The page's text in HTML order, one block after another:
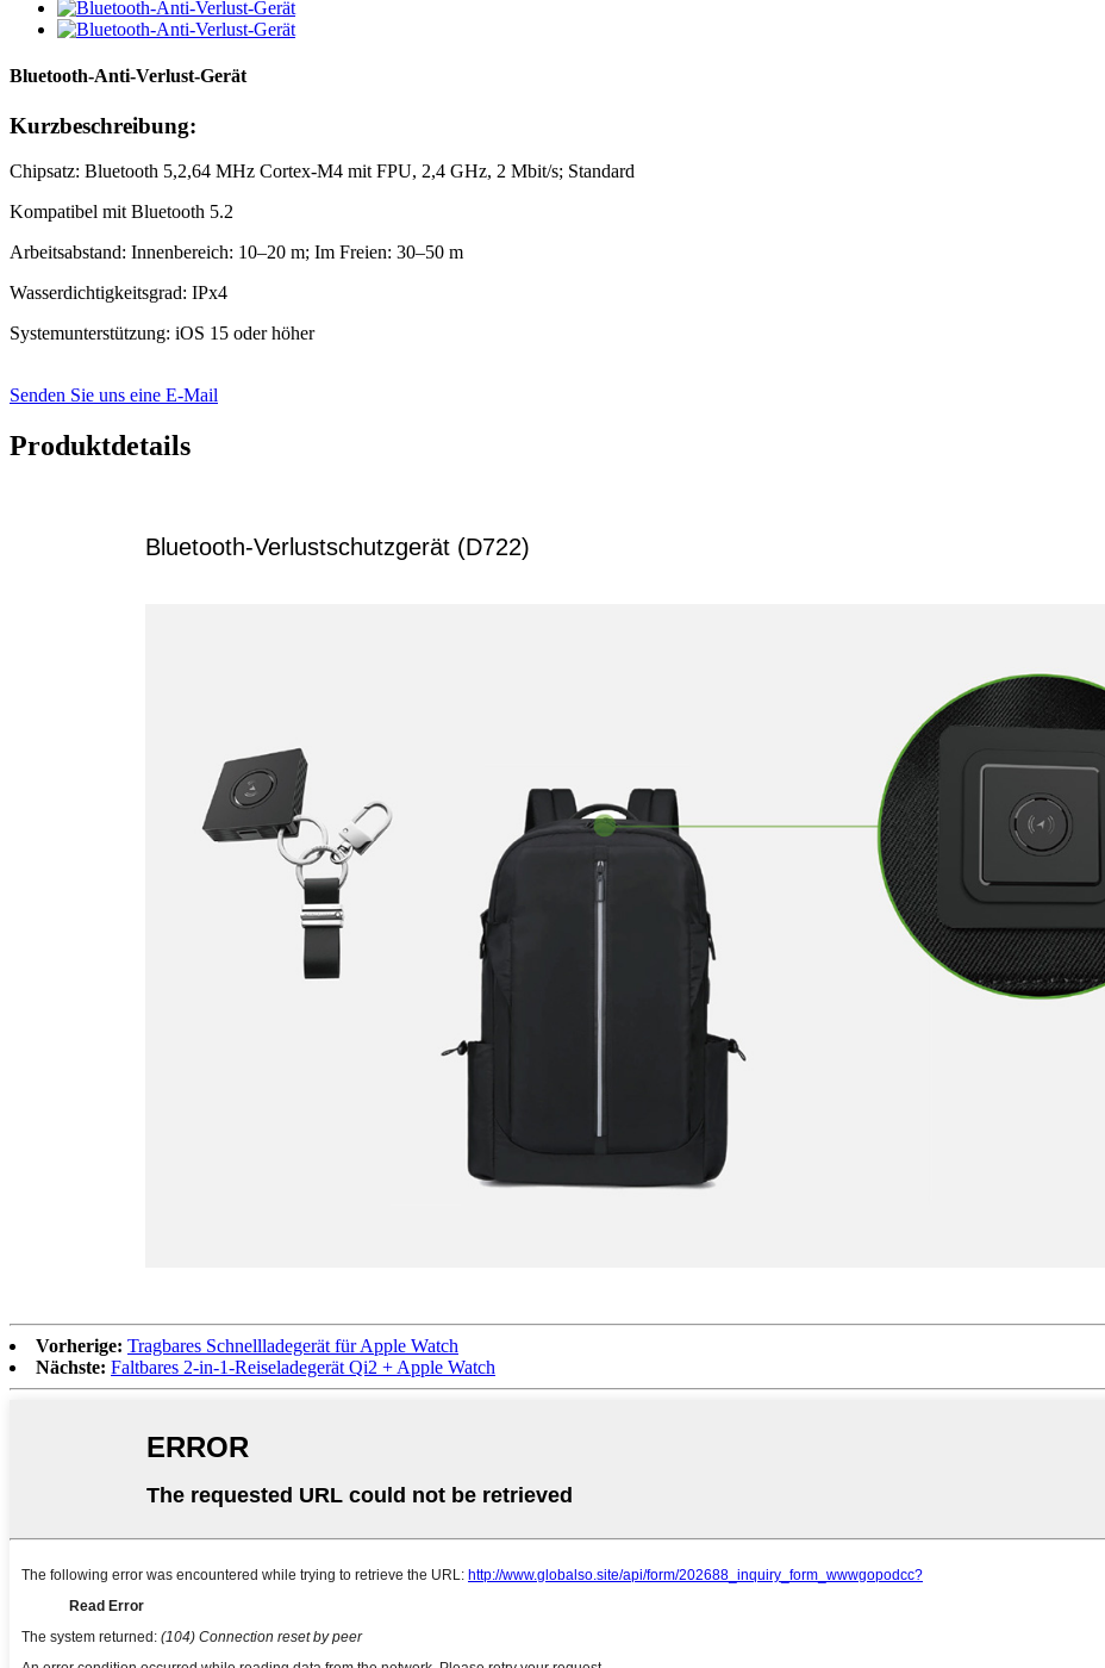
Bluetooth-Anti-Verlust-Gerät
Kurzbeschreibung:
Chipsatz: Bluetooth 5,2,64 MHz Cortex-M4 mit FPU, 2,4 GHz, 2 Mbit/s; Standard
Kompatibel mit Bluetooth 5.2
Arbeitsabstand: Innenbereich: 10–20 m; Im Freien: 30–50 m
Wasserdichtigkeitsgrad: IPx4
Systemunterstützung: iOS 15 oder höher
Senden Sie uns eine E-Mail
Produktdetails
Bluetooth-Verlustschutzgerät (D722)
Vorherige: Tragbares Schnellladegerät für Apple Watch
Nächste: Faltbares 2-in-1-Reiseladegerät Qi2 + Apple Watch